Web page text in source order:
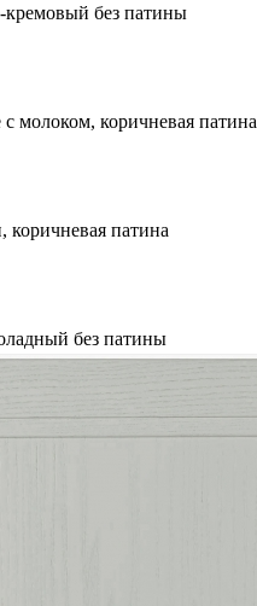
кремовый без патины
молоком, коричневая патина
коричневая патина
без патины